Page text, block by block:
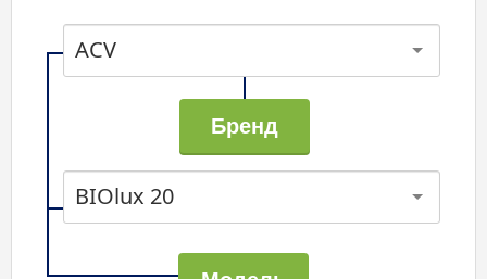
ACV
BIOlux 20